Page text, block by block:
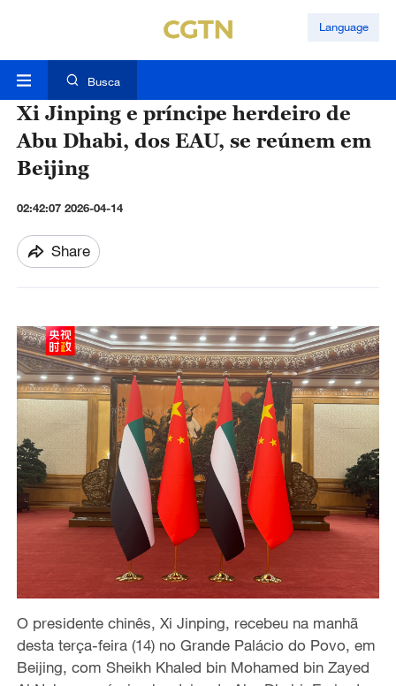
Language
Busca
Xi Jinping e príncipe herdeiro de
Abu Dhabi, dos EAU, se reúnem em
Beijing
02:42:07 2026-04-14
Share
O presidente chinês, Xi Jinping, recebeu na manhã
desta terça-feira (14) no Grande Palácio do Povo, em
Beijing, com Sheikh Khaled bin Mohamed bin Zayed